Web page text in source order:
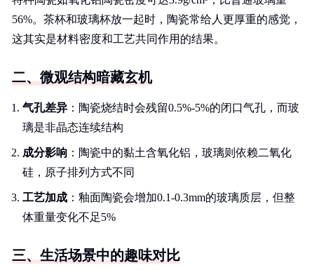
56%。茶杯和玻璃杯放一起时，陶瓷常给人更厚重的感觉，
这其实是材料密度和工艺共同作用的结果。
二、微观结构暗藏玄机
气孔差异 ：陶瓷烧结时会残留0.5%-5%的闭口气孔，而玻
璃是非晶态连续结构
成分影响 ：陶瓷中的黏土含氧化铝，玻璃则依赖二氧化
硅，原子排列方式不同
工艺加成 ：釉面陶瓷会增加0.1-0.3mm的玻璃质层，但整
体重量变化不足5%
三、生活场景中的趣味对比